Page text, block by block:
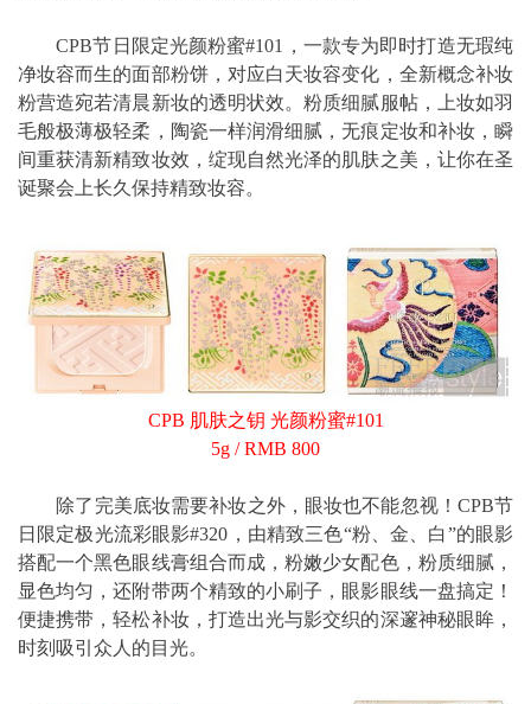
CPB节日限定光颜粉蜜#101，一款专为即时打造无瑕纯
净妆容而生的面部粉饼，对应白天妆容变化，全新概念补妆
粉营造宛若清晨新妆的透明状效。粉质细腻服帖，上妆如羽
毛般极薄极轻柔，陶瓷一样润滑细腻，无痕定妆和补妆，瞬
间重获清新精致妆效，绽现自然光泽的肌肤之美，让你在圣
诞聚会上长久保持精致妆容。
CPB 肌肤之钥 光颜粉蜜#101
5g / RMB 800
除了完美底妆需要补妆之外，眼妆也不能忽视！CPB节
日限定极光流彩眼影#320，由精致三色“粉、金、白”的眼影
搭配一个黑色眼线膏组合而成，粉嫩少女配色，粉质细腻，
显色均匀，还附带两个精致的小刷子，眼影眼线一盘搞定！
便捷携带，轻松补妆，打造出光与影交织的深邃神秘眼眸，
时刻吸引众人的目光。